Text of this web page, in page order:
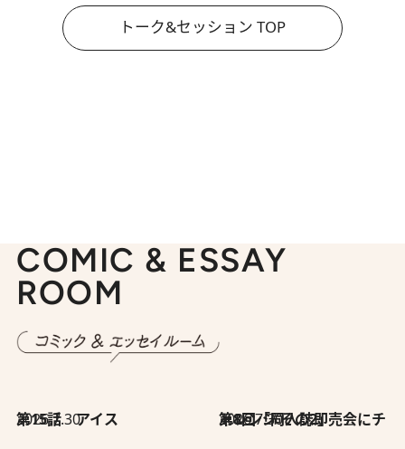
トーク&セッション TOP
COMIC & ESSAY
ROOM
2026.7.30
第15話 アイス 2026.7.30
第8回「同人誌即売会にチャレンジ その2」